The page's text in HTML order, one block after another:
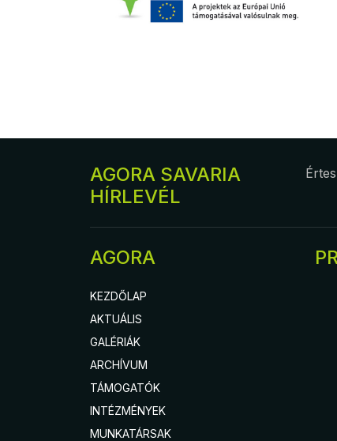
AGORA SAVARIA
HÍRLEVÉL
AGORA
KEZDŐLAP
AKTUÁLIS
GALÉRIÁK
ARCHÍVUM
TÁMOGATÓK
INTÉZMÉNYEK
MUNKATÁRSAK